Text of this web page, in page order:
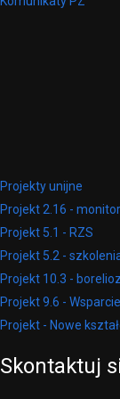
Projekty unijne
Projekt 2.16 -
Projekt 5.1 - RZS
Projekt 5.2 -
Projekt 10.3 -
Projekt 9.6 -
Projekt - Nowe
Skontaktuj